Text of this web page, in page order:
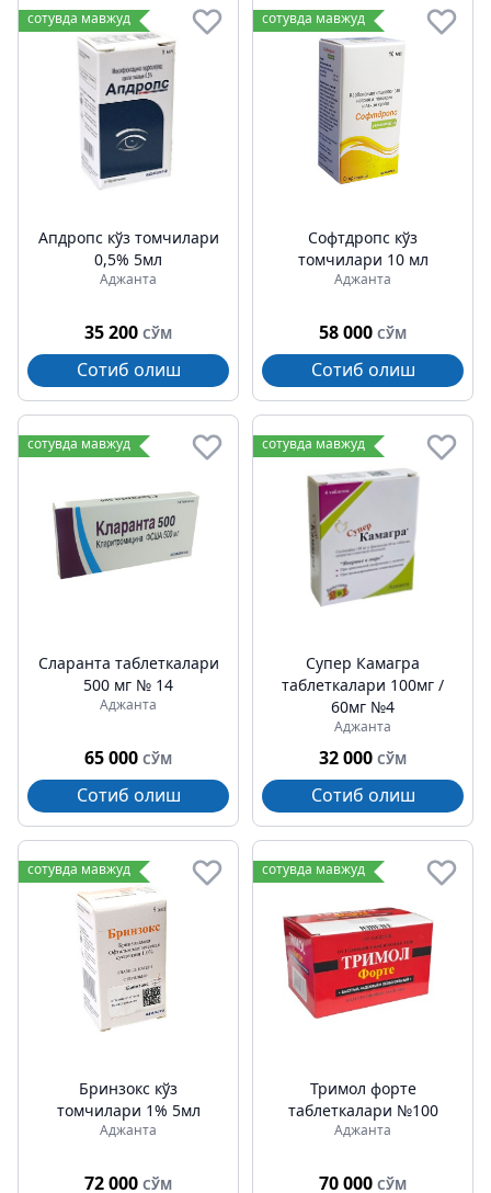
сотувда мавжуд
Апдропс кўз томчилари
0,5% 5мл
Аджанта
35 200 СЎМ
Сотиб олиш
сотувда мавжуд
Софтдропс кўз
томчилари 10 мл
Аджанта
58 000 СЎМ
Сотиб олиш
сотувда мавжуд
Cларанта таблеткалари
500 мг № 14
Аджанта
65 000 СЎМ
Сотиб олиш
сотувда мавжуд
Супер Камагра
таблеткалари 100мг /
60мг №4
Аджанта
32 000 СЎМ
Сотиб олиш
сотувда мавжуд
Бринзокс кўз
томчилари 1% 5мл
Аджанта
72 000 СЎМ
сотувда мавжуд
Тримол форте
таблеткалари №100
Аджанта
70 000 СЎМ